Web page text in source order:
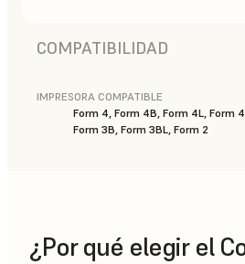
COMPATIBILIDAD
IMPRESORA COMPATIBLE
Form 4, Form 4B, Form 4L, Form
Form 3B, Form 3BL, Form 2
¿Por qué elegir el